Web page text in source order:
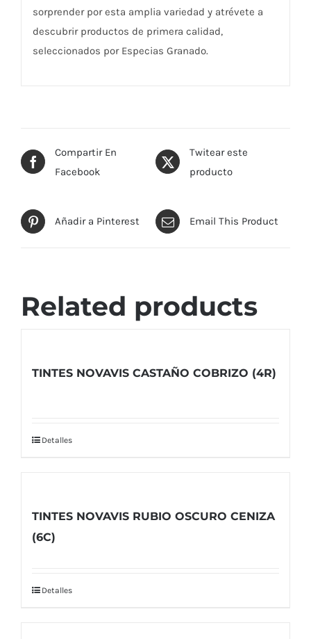
sorprender por esta amplia variedad y atrévete a
descubrir productos de primera calidad,
seleccionados por Especias Granado.
Compartir En
Facebook
Twitear este
producto
Añadir a Pinterest Email This Product
Related products
TINTES NOVAVIS CASTAÑO COBRIZO (4R)
Detalles
TINTES NOVAVIS RUBIO OSCURO CENIZA
(6C)
Detalles